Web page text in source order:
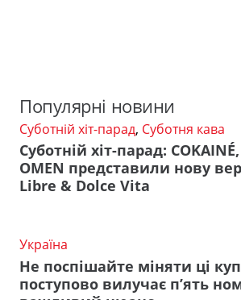
Популярні новини
Суботній хіт-парад, Суботня кава
Суботній хіт-парад:
OMEN представили нову
Libre & Dolce Vita
Україна
Не поспішайте міняти ці
поступово вилучає п’ять